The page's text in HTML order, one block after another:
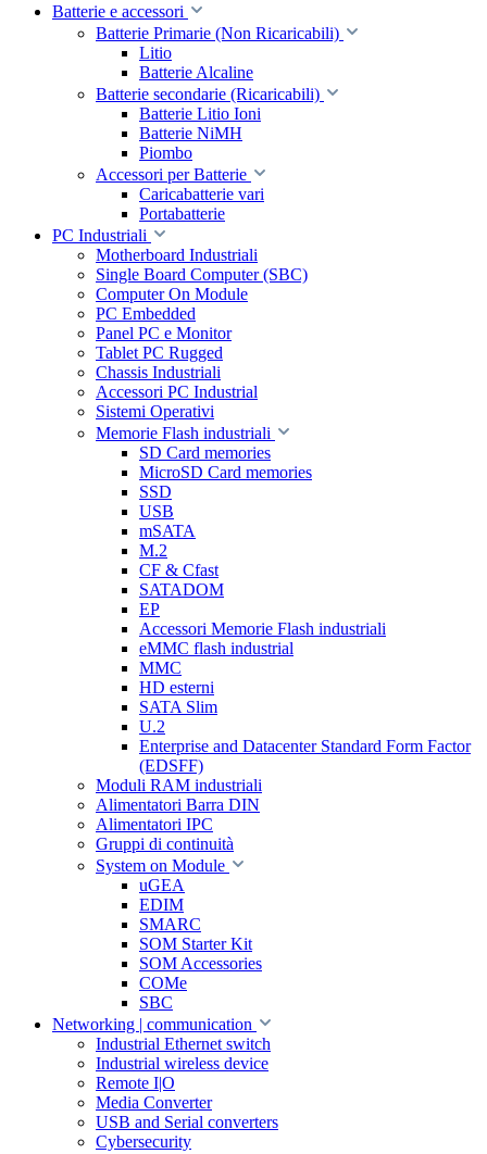
Batterie e accessori
Batterie Primarie (Non Ricaricabili)
Litio
Batterie Alcaline
Batterie secondarie (Ricaricabili)
Batterie Litio Ioni
Batterie NiMH
Piombo
Accessori per Batterie
Caricabatterie vari
Portabatterie
PC Industriali
Motherboard Industriali
Single Board Computer (SBC)
Computer On Module
PC Embedded
Panel PC e Monitor
Tablet PC Rugged
Chassis Industriali
Accessori PC Industrial
Sistemi Operativi
Memorie Flash industriali
SD Card memories
MicroSD Card memories
SSD
USB
mSATA
M.2
CF & Cfast
SATADOM
EP
Accessori Memorie Flash industriali
eMMC flash industrial
MMC
HD esterni
SATA Slim
U.2
Enterprise and Datacenter Standard Form Factor
(EDSFF)
Moduli RAM industriali
Alimentatori Barra DIN
Alimentatori IPC
Gruppi di continuità
System on Module
uGEA
EDIM
SMARC
SOM Starter Kit
SOM Accessories
COMe
SBC
Networking | communication
Industrial Ethernet switch
Industrial wireless device
Remote I|O
Media Converter
USB and Serial converters
Cybersecurity